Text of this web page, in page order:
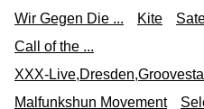
Wir Gegen Die ...
Kite
Call of the ...
XXX-
Malfunkshun Movement